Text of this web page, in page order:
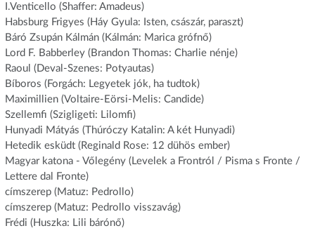
I.Venticello (Shaffer: Amadeus)
Habsburg Frigyes (Háy Gyula: Isten, császár, paraszt)
Báró Zsupán Kálmán (Kálmán: Marica grófnő)
Lord F. Babberley (Brandon Thomas: Charlie nénje)
Raoul (Deval-Szenes: Potyautas)
Bíboros (Forgách: Legyetek jók, ha tudtok)
Maximillien (Voltaire-Eörsi-Melis: Candide)
Szellemfi (Szigligeti: Lilomfi)
Hunyadi Mátyás (Thúróczy Katalin: A két Hunyadi)
Hetedik esküdt (Reginald Rose: 12 dühös ember)
Magyar katona - Vőlegény (Levelek a Frontról / Pisma s Fronte /
Lettere dal Fronte)
címszerep (Matuz: Pedrollo)
címszerep (Matuz: Pedrollo visszavág)
Frédi (Huszka: Lili bárónő)